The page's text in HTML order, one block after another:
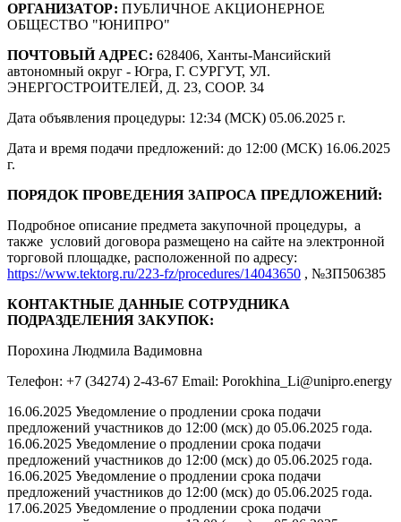
ОРГАНИЗАТОР: ПУБЛИЧНОЕ АКЦИОНЕРНОЕ
ОБЩЕСТВО "ЮНИПРО"
ПОЧТОВЫЙ АДРЕС: 628406, Ханты-Мансийский
автономный округ - Югра, Г. СУРГУТ, УЛ.
ЭНЕРГОСТРОИТЕЛЕЙ, Д. 23, СООР. 34
Дата объявления процедуры: 12:34 (МСК) 05.06.2025 г.
Дата и время подачи предложений: до 12:00 (МСК) 16.06.2025
г.
ПОРЯДОК ПРОВЕДЕНИЯ ЗАПРОСА ПРЕДЛОЖЕНИЙ:
Подробное описание предмета закупочной процедуры, а
также условий договора размещено на сайте на электронной
торговой площадке, расположенной по адресу:
https://www.tektorg.ru/223-fz/procedures/14043650 , №ЗП506385
КОНТАКТНЫЕ ДАННЫЕ СОТРУДНИКА
ПОДРАЗДЕЛЕНИЯ ЗАКУПОК:
Порохина Людмила Вадимовна
Телефон: +7 (34274) 2-43-67 Email: Porokhina_Li@unipro.energy
16.06.2025 Уведомление о продлении срока подачи
предложений участников до 12:00 (мск) до 05.06.2025 года.
16.06.2025 Уведомление о продлении срока подачи
предложений участников до 12:00 (мск) до 05.06.2025 года.
16.06.2025 Уведомление о продлении срока подачи
предложений участников до 12:00 (мск) до 05.06.2025 года.
17.06.2025 Уведомление о продлении срока подачи